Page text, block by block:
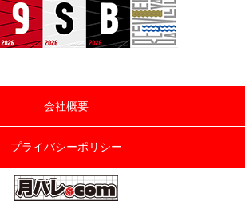
会社概要
プライバシーポリシー